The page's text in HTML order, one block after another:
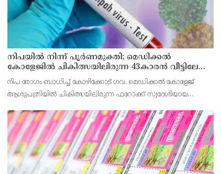
നിപയിൽ നിന്ന് പൂർണമുക്തി; മെഡിക്കൽ
കോളേജിൽ ചികിത്സയിലിരുന്ന 43കാരൻ വീട്ടിലേക്ക്
മടങ്ങി
നിപ രോഗം ബാധിച്ച് കോഴിക്കോട് ഗവ. മെഡിക്കൽ കോളേജ്
ആശുപത്രിയിൽ ചികിത്സയിലിരുന്ന ഫറോക്ക് സ്വദേശിയായ